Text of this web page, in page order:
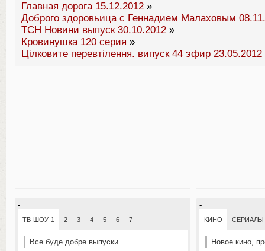
Главная дорога 15.12.2012 »
Доброго здоровьица с Геннадием Малаховым
ТСН Новини выпуск 30.10.2012 »
Кровинушка 120 серия »
Цілковите перевтілення. випуск 44 эфир 23.05.2012
-
ТВ-ШОУ-1 2 3 4 5 6 7
Все буде добре выпуски
-
КИНО
Новое кино,